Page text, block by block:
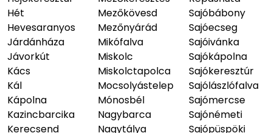
Hét
Hevesaranyos
Járdánháza
Jávorkút
Kács
Kál
Kápolna
Kazincbarcika
Kerecsend
Mezőkövesd
Mezőnyárád
Mikófalva
Miskolc
Miskolctapolca
Mocsolyástelep
Mónosbél
Nagybarca
Nagytálya
Sajóbábony
Sajóecseg
Sajóivánka
Sajókápolna
Sajókeresztúr
Sajólászlófalva
Sajómercse
Sajónémeti
Sajópüspöki